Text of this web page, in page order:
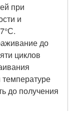
при
и
до
циклов
до получения